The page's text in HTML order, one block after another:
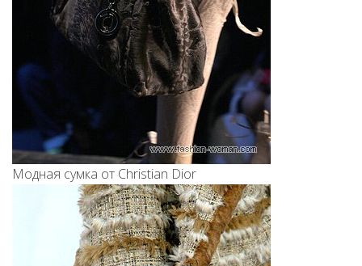
Модная сумка от Christian Dior